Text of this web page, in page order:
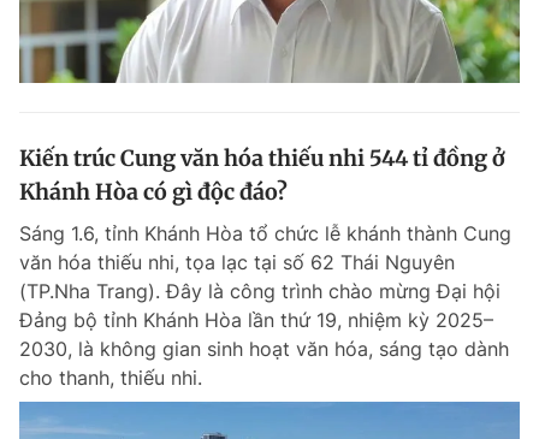
Kiến trúc Cung văn hóa thiếu nhi 544 tỉ đồng ở
Khánh Hòa có gì độc đáo?
Sáng 1.6, tỉnh Khánh Hòa tổ chức lễ khánh thành Cung
văn hóa thiếu nhi, tọa lạc tại số 62 Thái Nguyên
(TP.Nha Trang). Đây là công trình chào mừng Đại hội
Đảng bộ tỉnh Khánh Hòa lần thứ 19, nhiệm kỳ 2025–
2030, là không gian sinh hoạt văn hóa, sáng tạo dành
cho thanh, thiếu nhi.